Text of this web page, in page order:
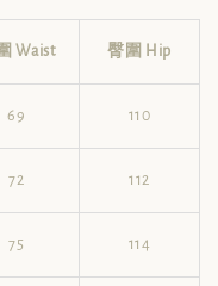
Waist 臀圍 Hip
69 110
72 112
75 114